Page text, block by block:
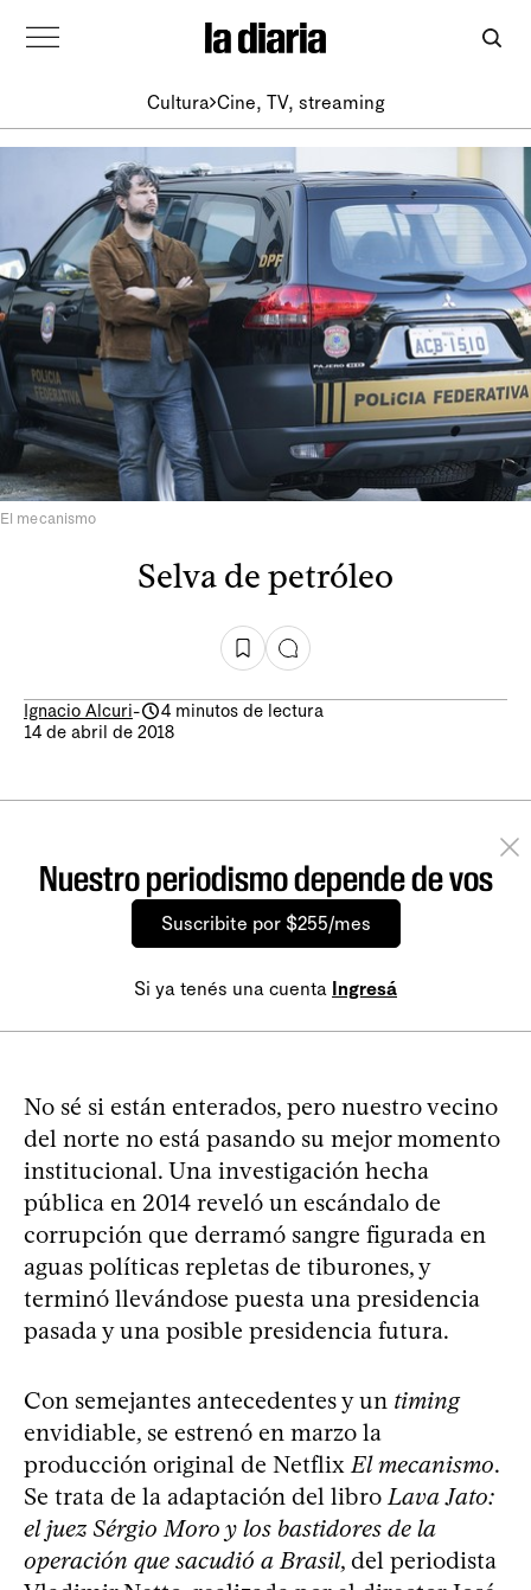
Cultura Cine, TV, streaming
El mecanismo
Selva de petróleo
Ignacio Alcuri-
4 minutos de lectura
14 de abril de 2018
Nuestro periodismo depende de vos
Suscribite por $255/mes
Si ya tenés una cuenta Ingresá
No sé si están enterados, pero nuestro vecino
del norte no está pasando su mejor momento
institucional. Una investigación hecha
pública en 2014 reveló un escándalo de
corrupción que derramó sangre figurada en
aguas políticas repletas de tiburones, y
terminó llevándose puesta una presidencia
pasada y una posible presidencia futura.
Con semejantes antecedentes y un timing
envidiable, se estrenó en marzo la
producción original de Netflix El mecanismo.
Se trata de la adaptación del libro Lava Jato:
el juez Sérgio Moro y los bastidores de la
operación que sacudió a Brasil, del periodista